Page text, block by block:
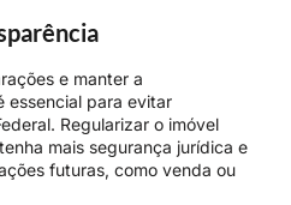
e manter a
essencial para evitar
Regularizar o imóvel
mais segurança jurídica e
futuras, como venda ou